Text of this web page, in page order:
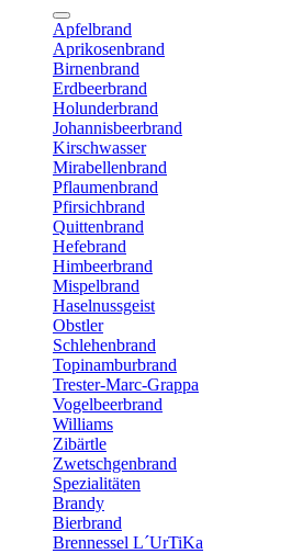
Apfelbrand
Aprikosenbrand
Birnenbrand
Erdbeerbrand
Holunderbrand
Johannisbeerbrand
Kirschwasser
Mirabellenbrand
Pflaumenbrand
Pfirsichbrand
Quittenbrand
Hefebrand
Himbeerbrand
Mispelbrand
Haselnussgeist
Obstler
Schlehenbrand
Topinamburbrand
Trester-Marc-Grappa
Vogelbeerbrand
Williams
Zibärtle
Zwetschgenbrand
Spezialitäten
Brandy
Bierbrand
Brennessel L´UrTiKa